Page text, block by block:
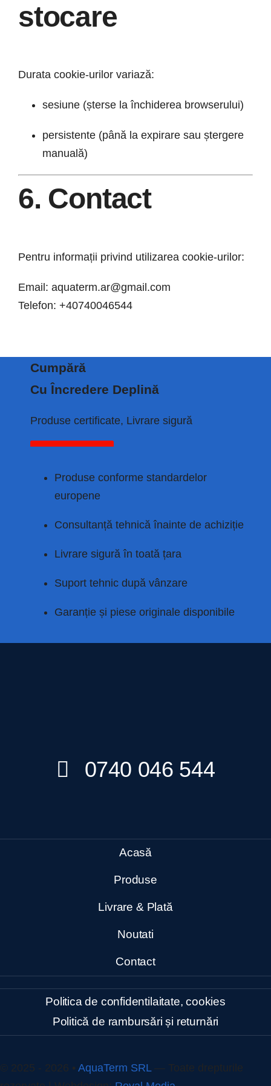
stocare
Durata cookie-urilor variază:
sesiune (șterse la închiderea browserului)
persistente (până la expirare sau ștergere
manuală)
6. Contact
Pentru informații privind utilizarea cookie-urilor:
Email: aquaterm.ar@gmail.com
Telefon: +40740046544
Cumpără
Cu Încredere Deplină
Produse certificate, Livrare sigură
Produse conforme standardelor
europene
Consultanță tehnică înainte de achiziție
Livrare sigură în toată țara
Suport tehnic după vânzare
Garanție și piese originale disponibile
Acasă
Produse
Livrare & Plată
Noutati
Contact
Politica de confidentilaitate, cookies
Politică de rambursări și returnări
0740 046 544
© 2025 - 2026 • AquaTerm SRL— Toate drepturile